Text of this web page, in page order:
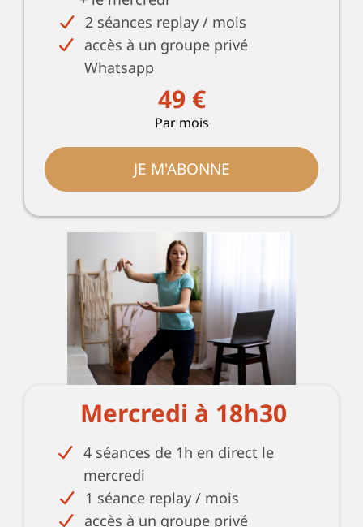
2 séances replay / mois
accès à un groupe privé
Whatsapp
49 €
Par mois
JE M'ABONNE
Mercredi à 18h30
4 séances de 1h en direct le
mercredi
1 séance replay / mois
accès à un groupe privé